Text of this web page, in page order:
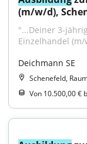
(m/w/d),
"...Deiner 3-
Einzelhandel
Deichmann SE
Schenefeld,
Von 10.500,00 €